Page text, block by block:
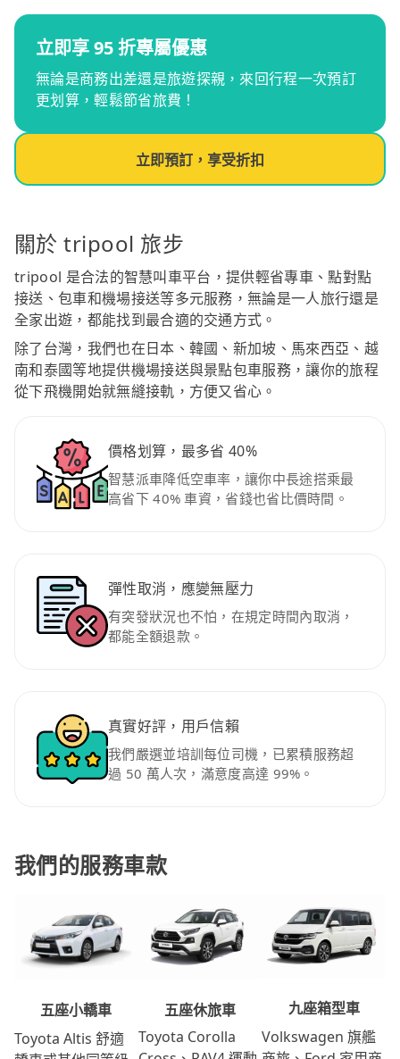
立即享 95 折專屬優惠
無論是商務出差還是旅遊探親，來回行程一次預訂
更划算，輕鬆節省旅費！
立即預訂，享受折扣
關於 tripool 旅步
tripool 是合法的智慧叫車平台，提供輕省專車、點對點
接送、包車和機場接送等多元服務，無論是一人旅行還是
全家出遊，都能找到最合適的交通方式。
除了台灣，我們也在日本、韓國、新加坡、馬來西亞、越
南和泰國等地提供機場接送與景點包車服務，讓你的旅程
從下飛機開始就無縫接軌，方便又省心。
價格划算，最多省 40%
智慧派車降低空車率，讓你中長途搭乘最
高省下 40% 車資，省錢也省比價時間。
彈性取消，應變無壓力
有突發狀況也不怕，在規定時間內取消，
都能全額退款。
真實好評，用戶信賴
我們嚴選並培訓每位司機，已累積服務超
過 50 萬人次，滿意度高達 99%。
我們的服務車款
五座小轎車
Toyota Altis 舒適
五座休旅車
Toyota Corolla
九座箱型車
Volkswagen 旗艦